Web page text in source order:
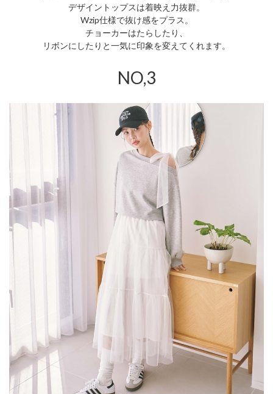
デザイントップスは着映え力抜群。
Wzip仕様で抜け感をプラス。
チョーカーはたらしたり、
リボンにしたりと一気に印象を変えてくれます。
NO,3